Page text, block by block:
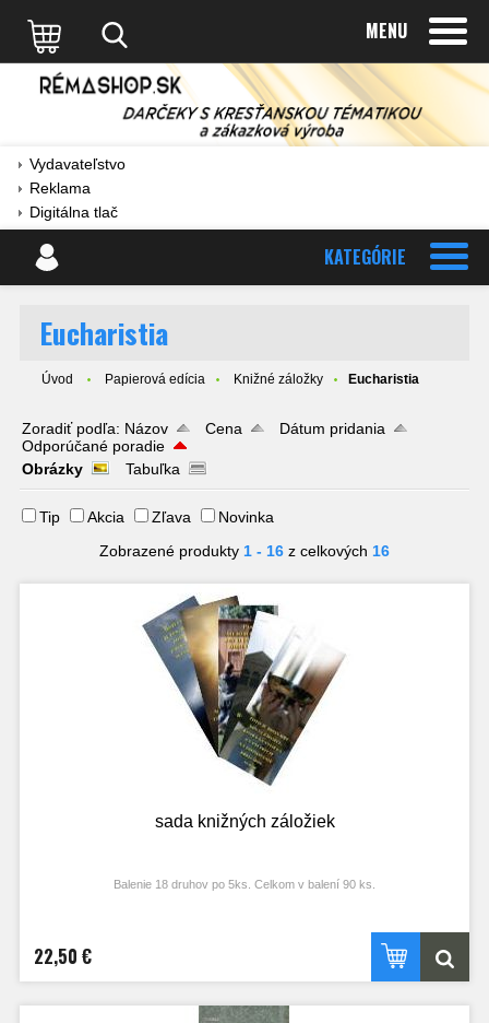
MENU
Vydavateľstvo
Reklama
Digitálna tlač
KATEGÓRIE
Eucharistia
Úvod Papierová edícia Knižné záložky Eucharistia
Zoradiť podľa: Názov Cena
Dátum pridania
Odporúčané poradie
Obrázky
Tabuľka
Tip Akcia Zľava
Novinka
Zobrazené produkty 1 - 16 z celkových 16
sada knižných záložiek
Balenie 18 druhov po 5ks. Celkom v balení 90 ks.
22,50 €